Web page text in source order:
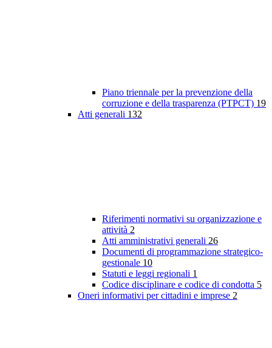
Piano triennale per la prevenzione della
corruzione e della trasparenza (PTPCT) 19
Atti generali 132
Riferimenti normativi su organizzazione e
attività 2
Atti amministrativi generali 26
Documenti di programmazione strategico-
gestionale 10
Statuti e leggi regionali 1
Codice disciplinare e codice di condotta 5
Oneri informativi per cittadini e imprese 2